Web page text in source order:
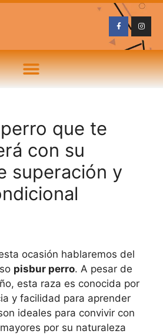
que te
con su
superación y
ocasión hablaremos del
pisbur perro. A pesar de
esta raza es conocida por
y facilidad para aprender
ideales para convivir con
por su naturaleza